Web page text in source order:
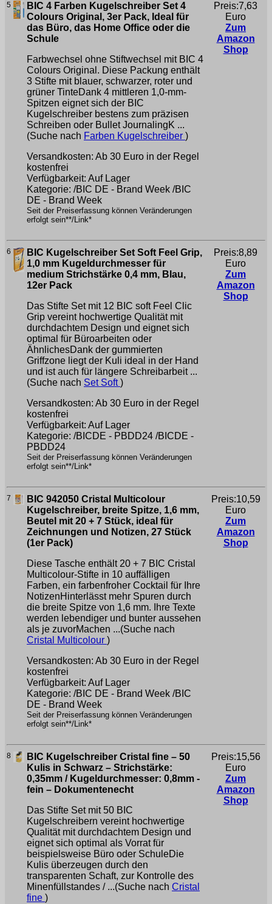
5
BIC 4 Farben Kugelschreiber Set 4
Colours Original, 3er Pack, Ideal für
das Büro, das Home Office oder die
Schule
Farbwechsel ohne Stiftwechsel mit BIC 4
Colours Original. Diese Packung enthält
3 Stifte mit blauer, schwarzer, roter und
grüner TinteDank 4 mittleren 1,0-mm-
Spitzen eignet sich der BIC
Kugelschreiber bestens zum präzisen
Schreiben oder Bullet JournalingK ...
(Suche nach Farben Kugelschreiber )
Versandkosten: Ab 30 Euro in der Regel
kostenfrei
Verfügbarkeit: Auf Lager
Kategorie: /BIC DE - Brand Week /BIC
DE - Brand Week
Seit der Preiserfassung können Veränderungen
erfolgt sein**/Link*
Preis:7,63
Euro
Zum
Amazon
Shop
6
BIC Kugelschreiber Set Soft Feel Grip,
1,0 mm Kugeldurchmesser für
medium Strichstärke 0,4 mm, Blau,
12er Pack
Das Stifte Set mit 12 BIC soft Feel Clic
Grip vereint hochwertige Qualität mit
durchdachtem Design und eignet sich
optimal für Büroarbeiten oder
ÄhnlichesDank der gummierten
Griffzone liegt der Kuli ideal in der Hand
und ist auch für längere Schreibarbeit ...
(Suche nach Set Soft)
Versandkosten: Ab 30 Euro in der Regel
kostenfrei
Verfügbarkeit: Auf Lager
Kategorie: /BICDE - PBDD24 /BICDE -
PBDD24
Seit der Preiserfassung können Veränderungen
erfolgt sein**/Link*
Preis:8,89
Euro
Zum
Amazon
Shop
7
BIC 942050 Cristal Multicolour
Kugelschreiber, breite Spitze, 1,6 mm,
Beutel mit 20 + 7 Stück, ideal für
Zeichnungen und Notizen, 27 Stück
(1er Pack)
Diese Tasche enthält 20 + 7 BIC Cristal
Multicolour-Stifte in 10 auffälligen
Farben, ein farbenfroher Cocktail für Ihre
NotizenHinterlässt mehr Spuren durch
die breite Spitze von 1,6 mm. Ihre Texte
werden lebendiger und bunter aussehen
als je zuvorMachen ...(Suche nach
Cristal Multicolour )
Versandkosten: Ab 30 Euro in der Regel
kostenfrei
Verfügbarkeit: Auf Lager
Kategorie: /BIC DE - Brand Week /BIC
DE - Brand Week
Seit der Preiserfassung können Veränderungen
erfolgt sein**/Link*
Preis:10,59
Euro
Zum
Amazon
Shop
8
BIC Kugelschreiber Cristal fine – 50
Kulis in Schwarz – Strichstärke:
0,35mm / Kugeldurchmesser: 0,8mm -
fein – Dokumentenecht
Das Stifte Set mit 50 BIC
Kugelschreibern vereint hochwertige
Qualität mit durchdachtem Design und
eignet sich optimal als Vorrat für
beispielsweise Büro oder SchuleDie
Kulis überzeugen durch den
transparenten Schaft, zur Kontrolle des
Minenfüllstandes / ...(Suche nach Cristal
fine )
Preis:15,56
Euro
Zum
Amazon
Shop